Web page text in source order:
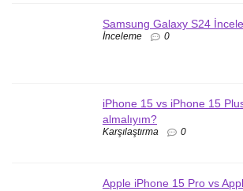
Samsung Galaxy S24
İnceleme 0
iPhone 15 vs iPhone 15
almalıyım?
Karşılaştırma 0
Apple iPhone 15 Pro vs